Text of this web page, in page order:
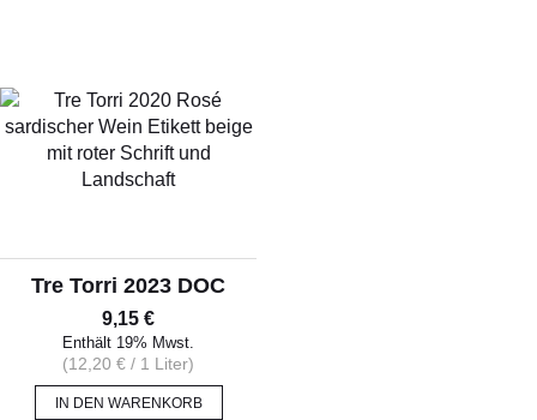
ANGEBOTE
Tre Torri 2023 DOC
9,15 €
Enthält 19% Mwst.
(12,20 € / 1 Liter)
IN DEN WARENKORB